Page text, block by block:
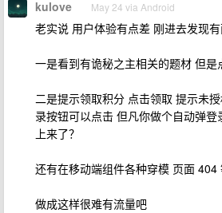
kulove May 24 via Android
老实说 用户体验有点差 刚进去发现
一是看到有诡秘之主相关的题材 但是
二是提示领取积分 点击领取 提示未
录按钮可以点击 但凡你做个自动弹
上来了？
还有在移动端组件各种穿模 页面 404
做成这样很难有流量吧